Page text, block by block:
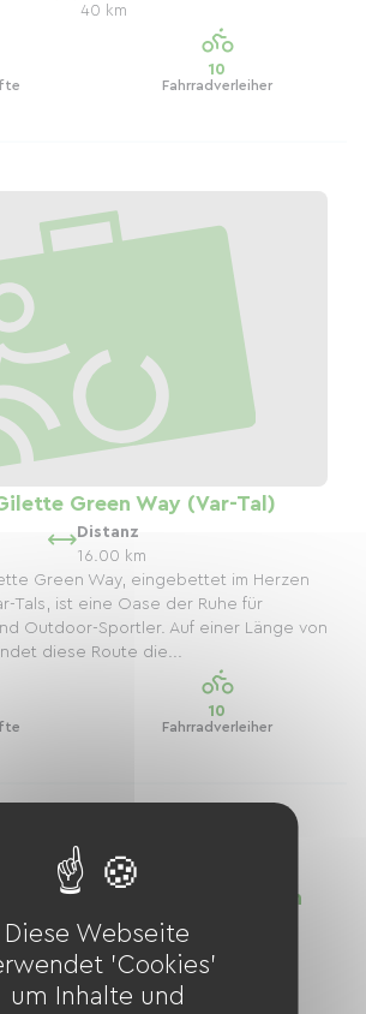
40 km
10
Fahrradverleiher
Green Way (Var-Tal)
Distanz
16.00 km
Green Way, eingebettet im Herzen
Tals, ist eine Oase der Ruhe für
Outdoor-Sportler. Auf einer Länge von
diese Route die...
10
Fahrradverleiher
Radwege und Grünanlagen
Leistungsstufen
Diese Webseite
'Cookies'
um Inhalte und